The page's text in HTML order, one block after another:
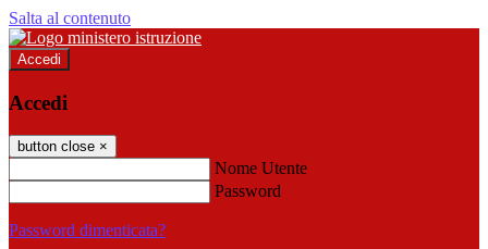
Salta al contenuto
Accedi
Accedi
button close ×
Nome Utente
Password
Password dimenticata?